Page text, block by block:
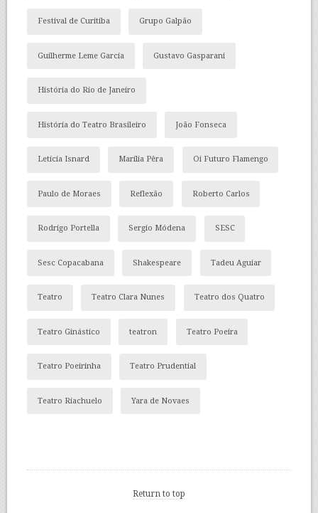
Festival de Curitiba Grupo Galpão
Guilherme Leme Garcia Gustavo Gasparani
História do Rio de Janeiro
História do Teatro Brasileiro João Fonseca
Letícia Isnard Marília Pêra Oi Futuro Flamengo
Paulo de Moraes Reflexão Roberto Carlos
Rodrigo Portella Sergio Módena SESC
Sesc Copacabana Shakespeare Tadeu Aguiar
Teatro Teatro Clara Nunes Teatro dos Quatro
Teatro Ginástico teatron Teatro Poeira
Teatro Poeirinha Teatro Prudential
Teatro Riachuelo Yara de Novaes
Return to top